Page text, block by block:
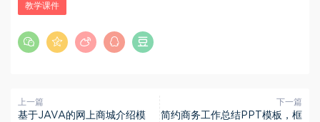
教学课件
上一篇
基于JAVA的网上商城介绍模
下一篇
简约商务工作总结PPT模板，框